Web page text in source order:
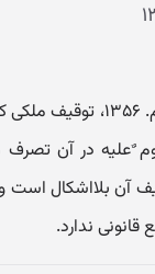
حسب صراحت ماده ۱۰۱
در آن تصرف